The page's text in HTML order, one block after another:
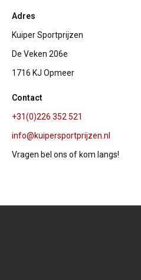
Adres
Kuiper Sportprijzen
De Veken 206e
1716 KJ Opmeer
Contact
+31(0)226 352 521
info@kuipersportprijzen.nl
Vragen bel ons of kom langs!